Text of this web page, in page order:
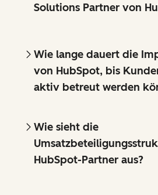
Solutions Partner von
Wie lange dauert die
von HubSpot, bis
aktiv betreut werden
Wie sieht die
HubSpot-Partner aus?